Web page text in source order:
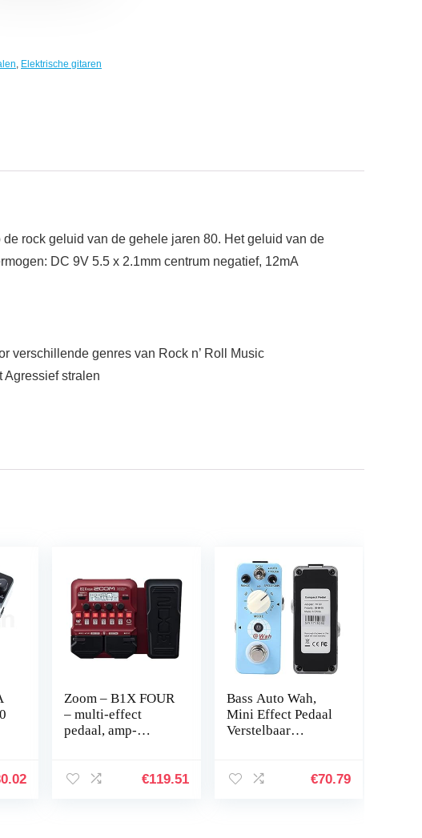
Elektrische gitaren
rock geluid van de gehele jaren 80. Het geluid van de
DC 9V 5.5 x 2.1mm centrum negatief, 12mA
verschillende genres van Rock n’ Roll Music
Agressief stralen
Zoom – B1X FOUR
– multi-effect
pedaal, amp-
expressiespedaal
€119.51
Bass Auto Wah,
Mini Effect Pedaal
Verstelbaar
Elektrisch Auto€70.79